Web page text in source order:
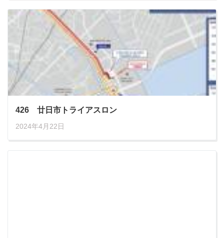
426 廿日市トライアスロン
2024年4月22日